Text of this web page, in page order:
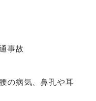
事故
の病気、鼻孔や耳